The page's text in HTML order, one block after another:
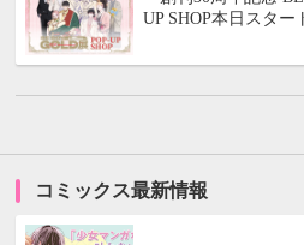
UP SHOP本日スター
コミックス最新情報